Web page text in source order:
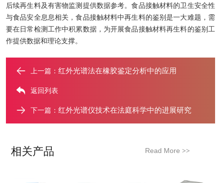
后续再生料及有害物监测提供数据参考。食品接触材料的卫生安全性
与食品安全息息相关，食品接触材料中再生料的鉴别是一大难题，需
要在日常检测工作中积累数据，为开展食品接触材料再生料的鉴别工
作提供数据和理论支撑。
上一篇： 红外光谱法在橡胶鉴定分析中的应用
返回列表
下一篇： 红外光谱仪技术在法庭科学中的进展研究
相关产品 Read More>>